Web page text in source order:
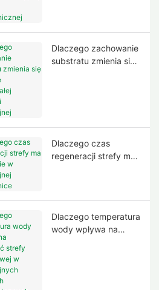
Dlaczego zachowanie
substratu zmienia się
Dlaczego czas
regeneracji strefy ma
Dlaczego temperatura
wody wpływa na